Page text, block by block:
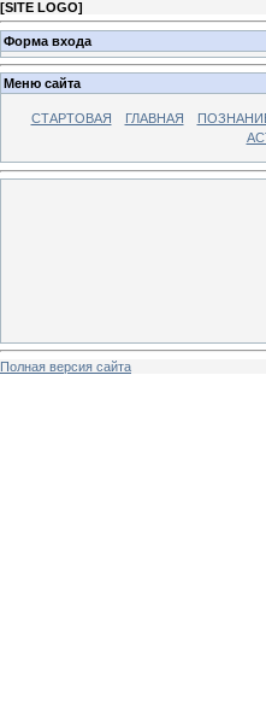
[SITE LOGO]
Форма входа
Меню сайта
СТАРТОВАЯ ГЛАВНАЯ
Полная версия сайта